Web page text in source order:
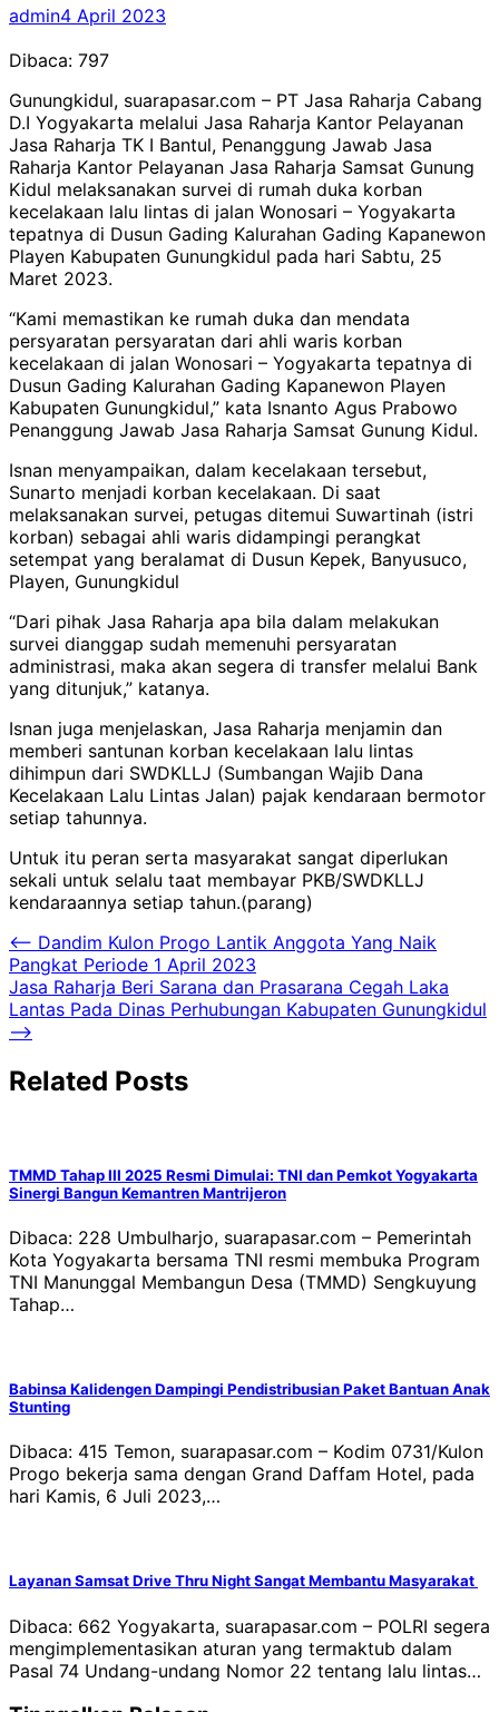
admin4 April 2023
Dibaca: 797
Gunungkidul, suarapasar.com – PT Jasa Raharja Cabang
D.I Yogyakarta melalui Jasa Raharja Kantor Pelayanan
Jasa Raharja TK I Bantul, Penanggung Jawab Jasa
Raharja Kantor Pelayanan Jasa Raharja Samsat Gunung
Kidul melaksanakan survei di rumah duka korban
kecelakaan lalu lintas di jalan Wonosari – Yogyakarta
tepatnya di Dusun Gading Kalurahan Gading Kapanewon
Playen Kabupaten Gunungkidul pada hari Sabtu, 25
Maret 2023.
“Kami memastikan ke rumah duka dan mendata
persyaratan persyaratan dari ahli waris korban
kecelakaan di jalan Wonosari – Yogyakarta tepatnya di
Dusun Gading Kalurahan Gading Kapanewon Playen
Kabupaten Gunungkidul,” kata Isnanto Agus Prabowo
Penanggung Jawab Jasa Raharja Samsat Gunung Kidul.
Isnan menyampaikan, dalam kecelakaan tersebut,
Sunarto menjadi korban kecelakaan. Di saat
melaksanakan survei, petugas ditemui Suwartinah (istri
korban) sebagai ahli waris didampingi perangkat
setempat yang beralamat di Dusun Kepek, Banyusuco,
Playen, Gunungkidul
“Dari pihak Jasa Raharja apa bila dalam melakukan
survei dianggap sudah memenuhi persyaratan
administrasi, maka akan segera di transfer melalui Bank
yang ditunjuk,” katanya.
Isnan juga menjelaskan, Jasa Raharja menjamin dan
memberi santunan korban kecelakaan lalu lintas
dihimpun dari SWDKLLJ (Sumbangan Wajib Dana
Kecelakaan Lalu Lintas Jalan) pajak kendaraan bermotor
setiap tahunnya.
Untuk itu peran serta masyarakat sangat diperlukan
sekali untuk selalu taat membayar PKB/SWDKLLJ
kendaraannya setiap tahun.(parang)
Navigasi
pos
⟵ Dandim Kulon Progo Lantik Anggota Yang Naik
Pangkat Periode 1 April 2023
Jasa Raharja Beri Sarana dan Prasarana Cegah Laka
Lantas Pada Dinas Perhubungan Kabupaten Gunungkidul
⟶
Related Posts
TMMD Tahap III 2025 Resmi Dimulai: TNI dan Pemkot Yogyakarta
Sinergi Bangun Kemantren Mantrijeron
Dibaca: 228 Umbulharjo, suarapasar.com – Pemerintah
Kota Yogyakarta bersama TNI resmi membuka Program
TNI Manunggal Membangun Desa (TMMD) Sengkuyung
Tahap…
Babinsa Kalidengen Dampingi Pendistribusian Paket Bantuan Anak
Stunting
Dibaca: 415 Temon, suarapasar.com – Kodim 0731/Kulon
Progo bekerja sama dengan Grand Daffam Hotel, pada
hari Kamis, 6 Juli 2023,…
Layanan Samsat Drive Thru Night Sangat Membantu Masyarakat
Dibaca: 662 Yogyakarta, suarapasar.com – POLRI segera
mengimplementasikan aturan yang termaktub dalam
Pasal 74 Undang-undang Nomor 22 tentang lalu lintas…